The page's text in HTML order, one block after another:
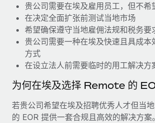
实体设立
快速建立合规实体
人员调配与搬迁
轻松搬迁员工
福利
轻松管理员工福利
As the global workforce continues to expand
to the demands of today’s labor market,
了解更多
What a Workday global payroll
actually looks like
Most teams hear "payroll implementation"
six-month project with a dedicated team....
贵公司需要在埃及雇用员工，但不希
在决定全面扩张前测试当地市场
希望确保遵守当地雇佣法规和税务要
贵公司需要一种在埃及快速且具成本
方式
在设立法人前需要临时的用工解决方
为何在埃及选择 Remote 的
若贵公司希望在埃及招聘优秀人才但当
的 EOR 提供一套合规且高效的解决方案